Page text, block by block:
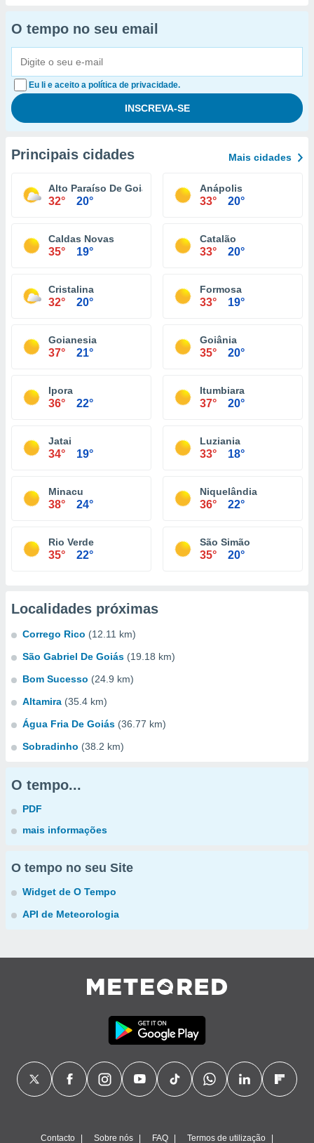
O tempo no seu email
Eu li e aceito a política de privacidade.
Principais cidades Mais cidades
Alto Paraíso De Goiás
32° 20°
Anápolis
33° 20°
Caldas Novas
35° 19°
Catalão
33° 20°
Cristalina
32° 20°
Formosa
33° 19°
Goianesia
37° 21°
Goiânia
35° 20°
Ipora
36° 22°
Itumbiara
37° 20°
Jatai
34° 19°
Luziania
33° 18°
Minacu
38° 24°
Niquelândia
36° 22°
Rio Verde
35° 22°
São Simão
35° 20°
Localidades próximas
Corrego Rico (12.11 km)
São Gabriel De Goiás (19.18 km)
Bom Sucesso (24.9 km)
Altamira (35.4 km)
Água Fria De Goiás (36.77 km)
Sobradinho (38.2 km)
O tempo...
PDF
mais informações
O tempo no seu Site
Widget de O Tempo
API de Meteorologia
Contacto Sobre nós FAQ Termos de utilização